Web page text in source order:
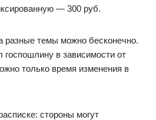
— 300 руб.
разные темы можно бесконечно.
госпошлину в зависимости от
только время изменения в
стороны могут